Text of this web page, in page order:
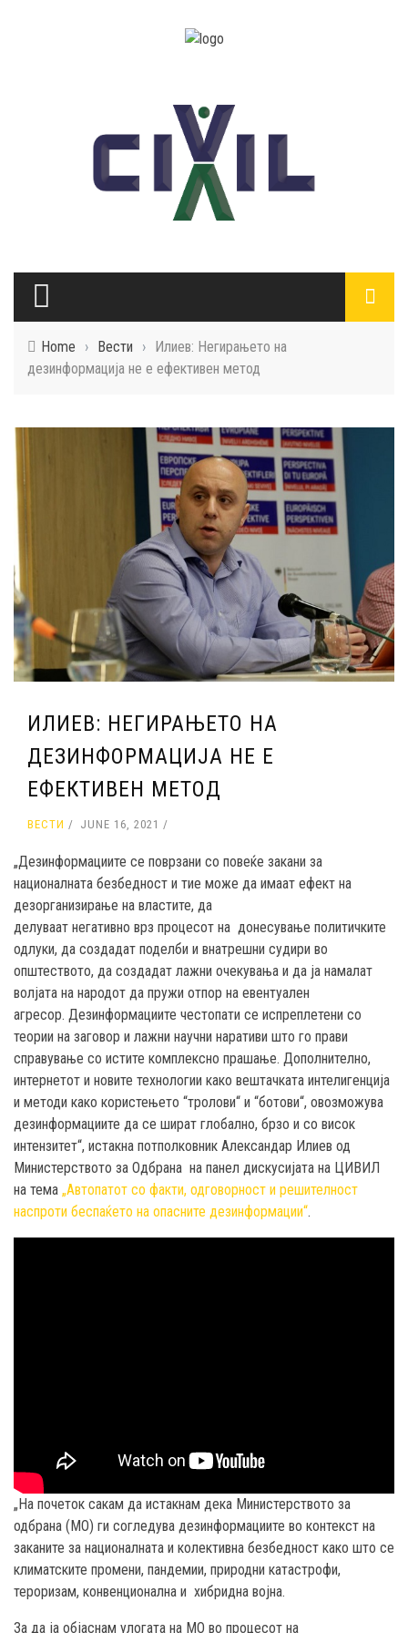
Home › Вести ›
Илиев: Негирањето на
дезинформација не е ефективен метод
ИЛИЕВ: НЕГИРАЊЕТО НА
ДЕЗИНФОРМАЦИЈА НЕ Е
ЕФЕКТИВЕН МЕТОД
ВЕСТИ JUNE 16, 2021
„Дезинформациите се поврзани со повеќе закани за
националната безбедност и тие може да имаат ефект на
дезорганизирање на властите, да
делуваат негативно врз процесот на донесување политичките
одлуки, да создадат поделби и внатрешни судири во
општеството, да создадат лажни очекувања и да ја намалат
волјата на народот да пружи отпор на евентуален
агресор. Дезинформациите честопати се испреплетени со
теории на заговор и лажни научни наративи што го прави
справување со истите комплексно прашање. Дополнително,
интернетот и новите технологии како вештачката интелигенција
и методи како користењето “тролови“ и “ботови“, овозможува
дезинформациите да се шират глобално, брзо и со висок
интензитет“, истакна потполковник Александар Илиев од
Министерството за Одбрана на панел дискусијата на ЦИВИЛ
на тема „Автопатот со факти, одговорност и решителност
наспроти беспаќето на опасните дезинформации“.
„На почеток сакам да истакнам дека Министерството за
одбрана (МО) ги согледува дезинформациите во контекст на
заканите за националната и колективна безбедност како што се
климатските промени, пандемии, природни катастрофи,
тероризам, конвенционална и хибридна војна.
За да ја објаснам улогата на МО во процесот на